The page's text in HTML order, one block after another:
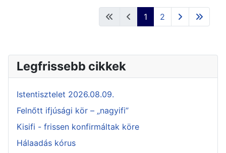
1 2
Legfrissebb cikkek
Istentisztelet 2026.08.09.
Felnőtt ifjúsági kör – „nagyifi”
Kisifi - frissen konfirmáltak köre
Hálaadás kórus